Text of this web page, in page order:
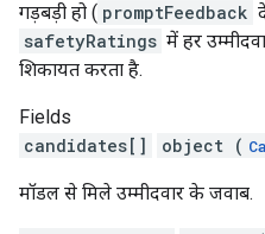
गड़बड़ी हो ( promptFeedback
safetyRatings में हर
शिकायत करता है.
Fields
candidates[]
object (
मॉडल से मिले उम्मीदवार के जवाब.